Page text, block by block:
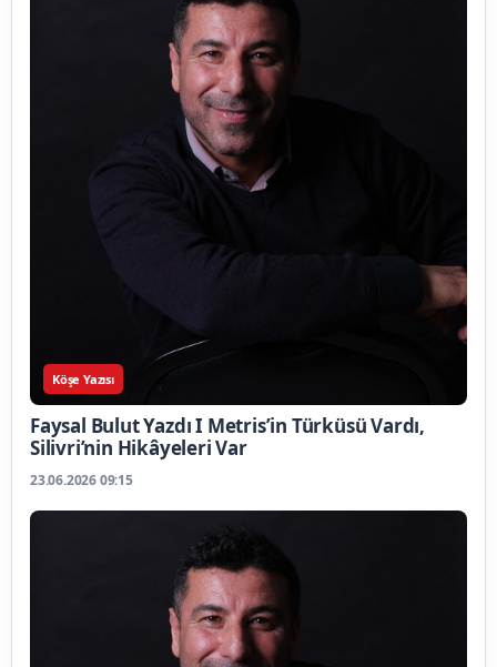
Köşe Yazısı
Faysal Bulut Yazdı I Metris’in Türküsü Vardı,
Silivri’nin Hikâyeleri Var
23.06.2026 09:15